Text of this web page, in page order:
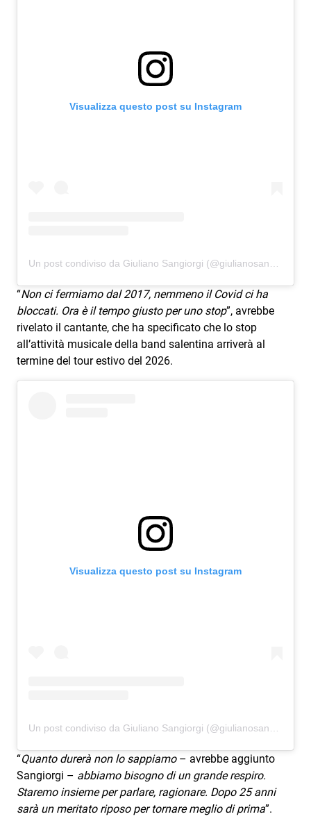
Radio Subasio Music Club
Extra
Eventi
Visualizza questo post su Instagram
“Non ci fermiamo dal 2017, nemmeno il Covid ci ha
bloccati. Ora è il tempo giusto per uno stop”, avrebbe
rivelato il cantante, che ha specificato che lo stop
all’attività musicale della band salentina arriverà al
termine del tour estivo del 2026.
Visualizza questo post su Instagram
Un post condiviso da Giuliano Sangiorgi (@giulianosangiorgi_official)
“Quanto durerà non lo sappiamo– avrebbe aggiunto
Sangiorgi – abbiamo bisogno di un grande respiro.
Staremo insieme per parlare, ragionare. Dopo 25 anni
sarà un meritato riposo per tornare meglio di prima”.